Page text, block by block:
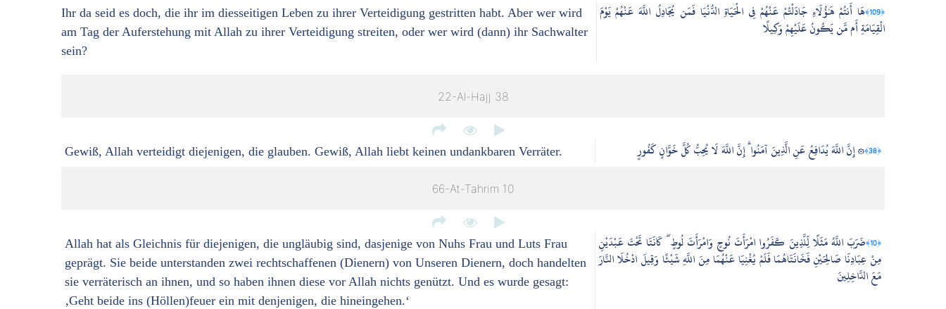
Ihr da seid es doch, die ihr im diesseitigen Leben zu ihrer Verteidigung gestritten habt. Aber wer wird
am Tag der Auferstehung mit Allah zu ihrer Verteidigung streiten, oder wer wird (dann) ihr Sachwalter
sein?
﴿109﴾
هَا أَنتُمْ هَٰؤُلَاءِ جَادَلْتُمْ عَنْهُمْ فِي الْحَيَاةِ الدُّنْيَا فَمَن يُجَادِلُ اللَّهَ عَنْهُمْ يَوْمَ
الْقِيَامَةِ أَم مَّن يَكُونُ عَلَيْهِمْ وَكِيلًا
22-Al-Hajj 38
Gewiß, Allah verteidigt diejenigen, die glauben. Gewiß, Allah liebt keinen undankbaren Verräter. ﴿38﴾ ۞ إِنَّ اللَّهَ يُدَافِعُ عَنِ الَّذِينَ آمَنُوا ۗ إِنَّ اللَّهَ لَا يُحِبُّ كُلَّ خَوَّانٍ كَفُورٍ
66-At-Tahrim 10
Allah hat als Gleichnis für diejenigen, die ungläubig sind, dasjenige von Nuhs Frau und Luts Frau
geprägt. Sie beide unterstanden zwei rechtschaffenen (Dienern) von Unseren Dienern, doch handelten
sie verräterisch an ihnen, und so haben ihnen diese vor Allah nichts genützt. Und es wurde gesagt:
‚Geht beide ins (Höllen)feuer ein mit denjenigen, die hineingehen.‘
﴿10﴾
ضَرَبَ اللَّهُ مَثَلًا لِّلَّذِينَ كَفَرُوا امْرَأَتَ نُوحٍ وَامْرَأَتَ لُوطٍ ۖ كَانَتَا تَحْتَ عَبْدَيْنِ
مِنْ عِبَادِنَا صَالِحَيْنِ فَخَانَتَاهُمَا فَلَمْ يُغْنِيَا عَنْهُمَا مِنَ اللَّهِ شَيْئًا وَقِيلَ ادْخُلَا النَّارَ
مَعَ الدَّاخِلِينَ